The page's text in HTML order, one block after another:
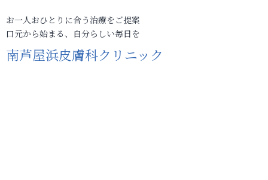
お一人おひとりに合う治療をご提案
口元から始まる、自分らしい毎日を
南芦屋浜皮膚科クリニック